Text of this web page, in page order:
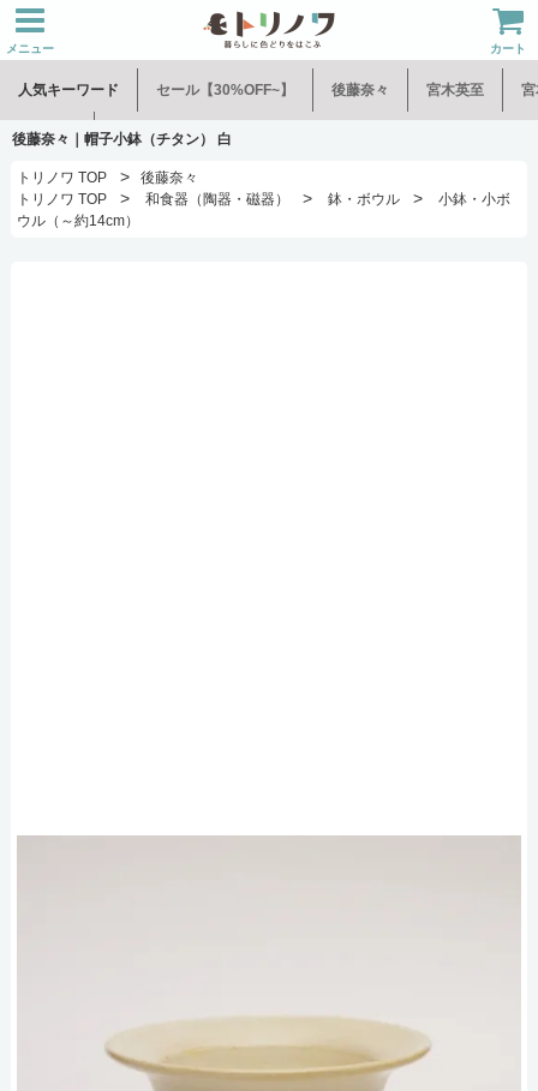
メニュー カート
人気キーワード セール【30%OFF~】 後藤奈々 宮木英至 宮
水谷和音 児玉修治
後藤奈々｜帽子小鉢（チタン） 白
トリノワ TOP >
後藤奈々
トリノワ TOP
> 和食器（陶器・磁器） > 鉢・ボウル >
小鉢・小ボ
ウル（～約14cm）